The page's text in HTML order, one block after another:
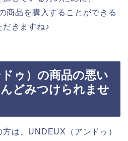
商品を購入することができる
きますね♪
ゥ）の商品の悪い
どみつけられませ
は、UNDEUX（アンドゥ）